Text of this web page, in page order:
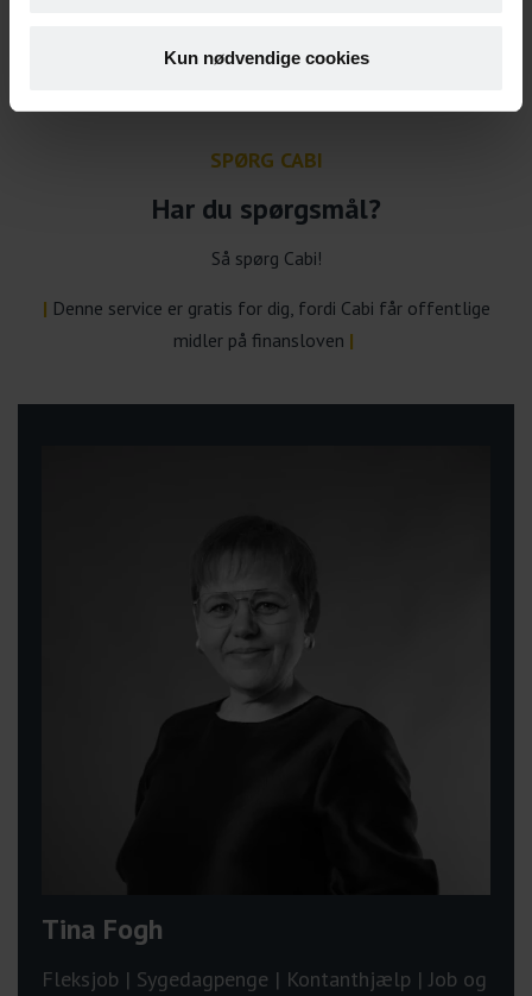
Kun nødvendige cookies
SPØRG CABI
Har du spørgsmål?
Så spørg Cabi!
| Denne service er gratis for dig, fordi Cabi får offentlige
midler på finansloven |
Tina Fogh
Fleksjob | Sygedagpenge | Kontanthjælp | Job og